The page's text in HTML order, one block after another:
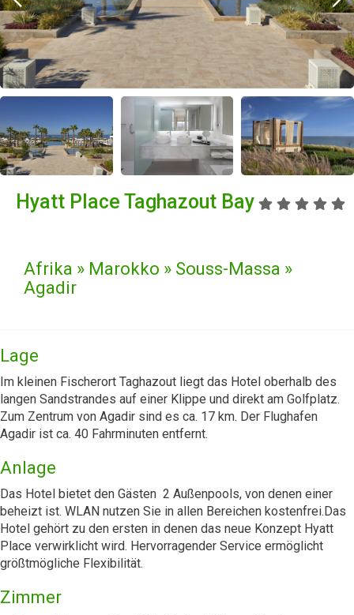
Hyatt Place Taghazout Bay
Afrika » Marokko » Souss-Massa »
Agadir
Lage
Im kleinen Fischerort Taghazout liegt das Hotel oberhalb des
langen Sandstrandes auf einer Klippe und direkt am Golfplatz.
Zum Zentrum von Agadir sind es ca. 17 km. Der Flughafen
Agadir ist ca. 40 Fahrminuten entfernt.
Anlage
Das Hotel bietet den Gästen 2 Außenpools, von denen einer
beheizt ist. WLAN nutzen Sie in allen Bereichen kostenfrei.Das
Hotel gehört zu den ersten in denen das neue Konzept Hyatt
Place verwirklicht wird. Hervorragender Service ermöglicht
größtmögliche Flexibilität.
Zimmer